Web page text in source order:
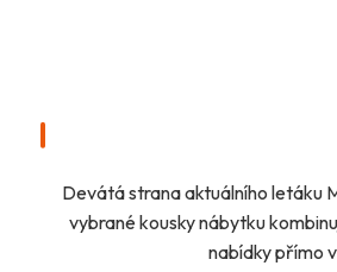
Devátá strana aktuálního letáku
vybrané kousky nábytku
nabídky přímo